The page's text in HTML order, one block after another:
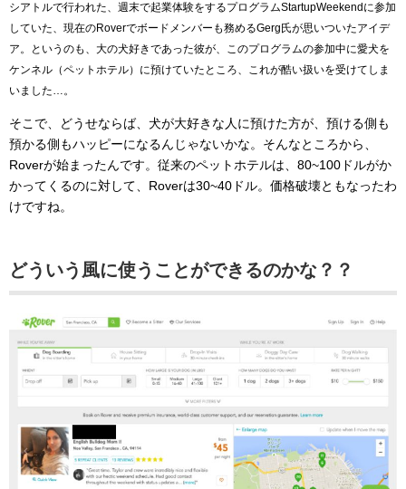
シアトルで行われた、週末で起業体験をするプログラムStartupWeekendに参加
していた、現在のRoverでボードメンバーも務めるGerg氏が思いついたアイデ
ア。というのも、大の犬好きであった彼が、このプログラムの参加中に愛犬を
ケンネル（ペットホテル）に預けていたところ、これが酷い扱いを受けてしま
いました…。
そこで、どうせならば、犬が大好きな人に預けた方が、預ける側も
預かる側もハッピーになるんじゃないかな。そんなところから、
Roverが始まったんです。従来のペットホテルは、80~100ドルがか
かってくるのに対して、Roverは30~40ドル。価格破壊ともなったわ
けですね。
どういう風に使うことができるのかな？？